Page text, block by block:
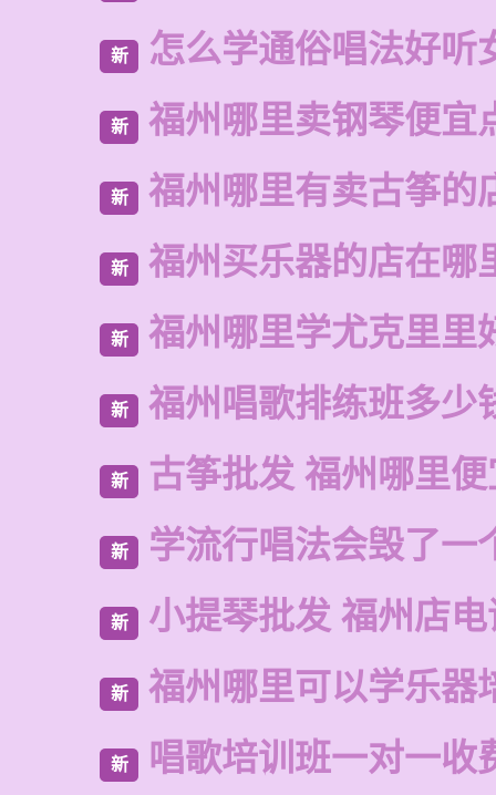
新 怎么学通俗唱法好听
新 福州哪里卖钢琴便宜
新 福州哪里有卖古筝的
新 福州买乐器的店在哪
新 福州哪里学尤克里里
新 福州唱歌排练班多少
新 古筝批发 福州哪里
新 学流行唱法会毁了一
新 小提琴批发 福州店
新 福州哪里可以学乐器
新 唱歌培训班一对一收